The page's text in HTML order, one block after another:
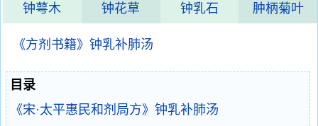
钟萼木 钟花草 钟乳石 肿柄菊叶
《方剂书籍》钟乳补肺汤
目录
《宋·太平惠民和剂局方》钟乳补肺汤